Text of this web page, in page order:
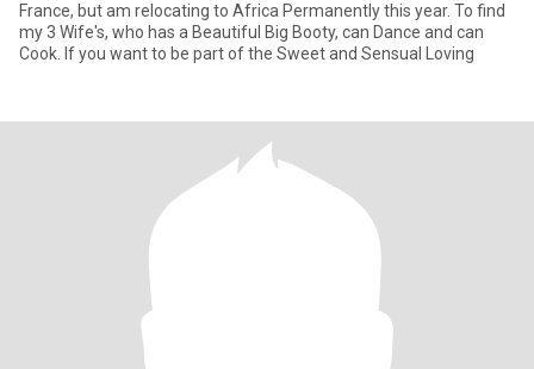
France, but am relocating to Africa Permanently this year. To find
my 3 Wife's, who has a Beautiful Big Booty, can Dance and can
Cook. If you want to be part of the Sweet and Sensual Loving